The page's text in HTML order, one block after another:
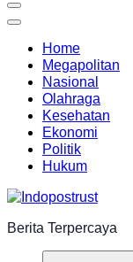
Home
Megapolitan
Nasional
Olahraga
Kesehatan
Ekonomi
Politik
Hukum
Berita Terpercaya